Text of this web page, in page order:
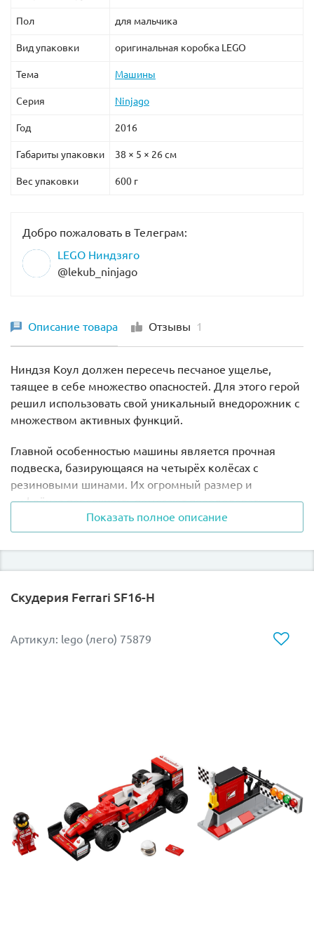
В наборе присутствуют 4 минифигурки с оружием:
Самурай Х, Ния, генерал Макиа и Риветт.
Пол для мальчика
Вид упаковки оригинальная коробка LEGO
Тема Машины
Серия Ninjago
Год 2016
Габариты упаковки 38 × 5 × 26 см
Вес упаковки 600 г
Добро пожаловать в Телеграм:
LEGO Ниндзяго
@lekub_ninjago
Описание товара Отзывы 1
Ниндзя Коул должен пересечь песчаное ущелье,
таящее в себе множество опасностей. Для этого герой
решил использовать свой уникальный внедорожник с
множеством активных функций.
Главной особенностью машины является прочная
подвеска, базирующаяся на четырёх колёсах с
резиновыми шинами. Их огромный размер и
рифлёная поверхность помогают преодолевать
любые препятствия, будь то острые скалы или
песчаные дюны. Особого внимания заслуживают
надёжные амортизаторы, делающие ход плавным и
безопасным.
Центральную часть внедорожника занимает
стеклом. Внутри есть место для двух персонажей,
следует использовать главное орудие –
шестизарядную пушку, стреляющую без промаха.
Нажав на кабину так, чтобы закреплённое под
днищем колёсико коснулось земли, следует провести
атакующий манёвр и разбить вражеский лагерь.
Показать полное описание
Скудерия Ferrari SF16-H
Артикул: lego (лего) 75879